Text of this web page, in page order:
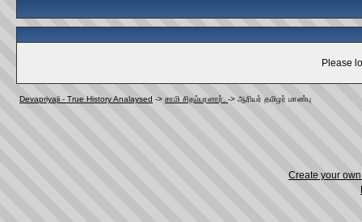
Please
Devapriyaji - True History Analaysed -> சாமி சிதம்பரனார். -> ஆரியர்‌ தமிழர்‌ மாண்பு
Create your